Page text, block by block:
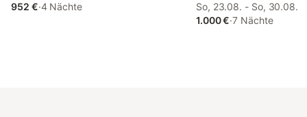
952 €·4 Nächte
So, 23.08. - So, 30.08.
1.000 €·7 Nächte